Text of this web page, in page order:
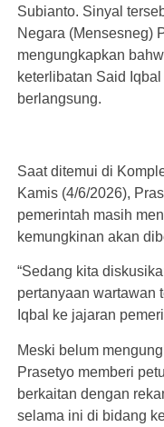
Subianto. Sinyal
Negara (Mensesneg)
mengungkapkan
keterlibatan Said
berlangsung.
Saat ditemui di
Kamis (4/6/2026),
pemerintah masih
kemungkinan akan
“Sedang kita
pertanyaan wartawan
Iqbal ke jajaran
Meski belum
Prasetyo memberi
berkaitan dengan
selama ini di bidang